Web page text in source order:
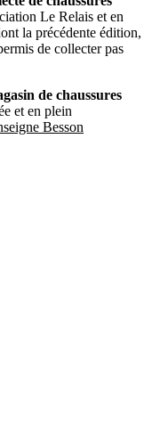
Le Relais et en
la précédente édition,
de collecter pas
de chaussures
et en plein
Besson